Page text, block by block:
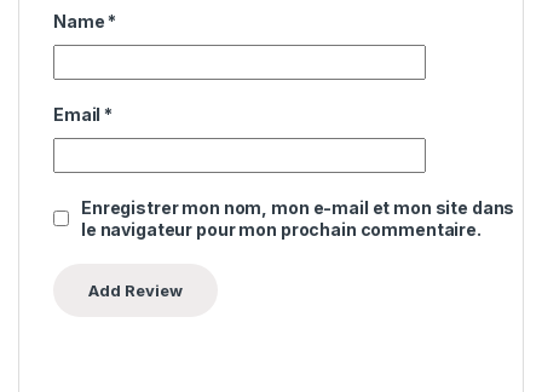
Name *
Email *
Enregistrer mon nom, mon e-mail et mon site dans
le navigateur pour mon prochain commentaire.